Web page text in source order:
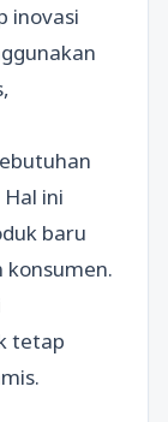
inovasi
ini
baru
konsumen.
tetap